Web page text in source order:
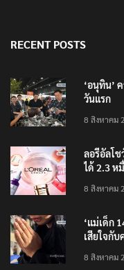
‘อนุทิน’
8 สิงหาคม
ลอรีอัลโ
8 สิงหาคม
‘แม่เด็ก